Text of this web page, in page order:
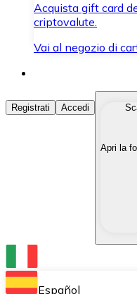
Acquista gift card
criptovalute.
Vai al negozio di
Acquista
Acquista le
Converti le tue
Scambia una
Conserva le tue
Registrati Accedi
Apri la
Español